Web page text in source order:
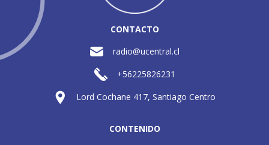
CONTACTO
radio@ucentral.cl
+56225826231
Lord Cochane 417, Santiago Centro
CONTENIDO